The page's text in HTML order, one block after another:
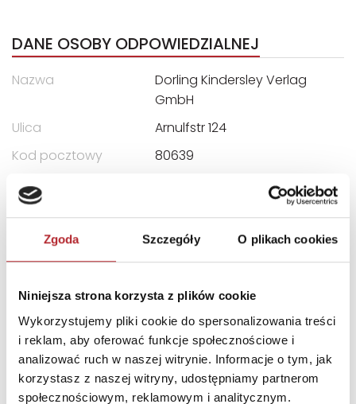
Zgoda Szczegóły O plikach cookies
Niniejsza strona korzysta z plików cookie
Wykorzystujemy pliki cookie do spersonalizowania treści
i reklam, aby oferować funkcje społecznościowe i
analizować ruch w naszej witrynie. Informacje o tym, jak
korzystasz z naszej witryny, udostępniamy partnerom
społecznościowym, reklamowym i analitycznym.
DANE OSOBY ODPOWIEDZIALNEJ
Nazwa
Dorling Kindersley Verlag
GmbH
Ulica
Arnulfstr 124
Kod pocztowy
80639
Miasto
E-mail
productsafety@dk.com
INNI KLIENCI KUPOWALI